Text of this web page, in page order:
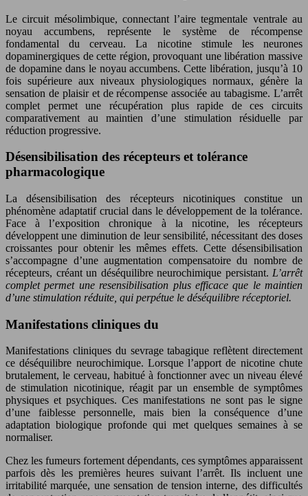
Le circuit mésolimbique, connectant l’aire tegmentale ventrale au
noyau accumbens, représente le système de récompense
fondamental du cerveau. La nicotine stimule les neurones
dopaminergiques de cette région, provoquant une libération massive
de dopamine dans le noyau accumbens. Cette libération, jusqu’à 10
fois supérieure aux niveaux physiologiques normaux, génère la
sensation de plaisir et de récompense associée au tabagisme. L’arrêt
complet permet une récupération plus rapide de ces circuits
comparativement au maintien d’une stimulation résiduelle par
réduction progressive.
Désensibilisation des récepteurs et tolérance
pharmacologique
La désensibilisation des récepteurs nicotiniques constitue un
phénomène adaptatif crucial dans le développement de la tolérance.
Face à l’exposition chronique à la nicotine, les récepteurs
développent une diminution de leur sensibilité, nécessitant des doses
croissantes pour obtenir les mêmes effets. Cette désensibilisation
s’accompagne d’une augmentation compensatoire du nombre de
récepteurs, créant un déséquilibre neurochimique persistant. L’arrêt
complet permet une resensibilisation plus efficace que le maintien
d’une stimulation réduite, qui perpétue le déséquilibre réceptoriel.
Manifestations cliniques du
Manifestations cliniques du sevrage tabagique reflètent directement
ce déséquilibre neurochimique. Lorsque l’apport de nicotine chute
brutalement, le cerveau, habitué à fonctionner avec un niveau élevé
de stimulation nicotinique, réagit par un ensemble de symptômes
physiques et psychiques. Ces manifestations ne sont pas le signe
d’une faiblesse personnelle, mais bien la conséquence d’une
adaptation biologique profonde qui met quelques semaines à se
normaliser.
Chez les fumeurs fortement dépendants, ces symptômes apparaissent
parfois dès les premières heures suivant l’arrêt. Ils incluent une
irritabilité marquée, une sensation de tension interne, des difficultés